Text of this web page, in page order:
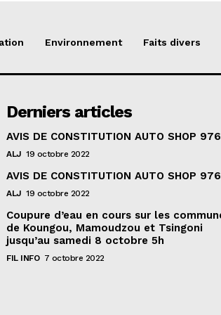
Environnement Faits divers
Derniers articles
AVIS DE CONSTITUTION AUTO SHOP 976
ALJ 19 octobre 2022
AVIS DE CONSTITUTION AUTO SHOP 976
ALJ 19 octobre 2022
Coupure d’eau en cours sur les
de Koungou, Mamoudzou et Tsingoni
jusqu’au samedi 8 octobre 5h
FIL INFO 7 octobre 2022